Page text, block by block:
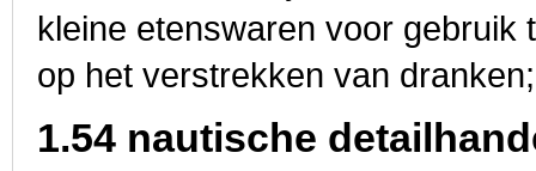
kleine etenswaren voor gebruik
op het verstrekken van dranken;
1.54 nautische